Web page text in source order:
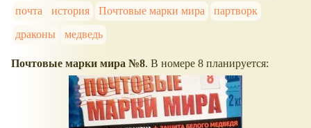
почта
история Почтовые марки мира
партворк
драконы
медведь
Почтовые марки мира №8. В номере 8 планируется: